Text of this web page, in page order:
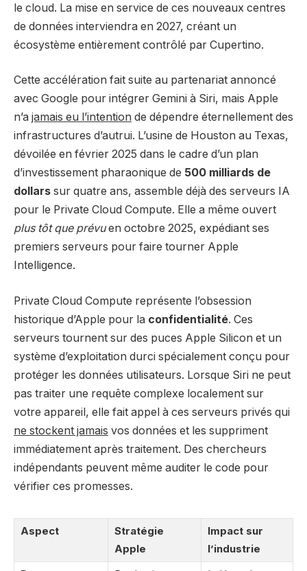
le cloud. La mise en service de ces nouveaux centres
de données interviendra en 2027, créant un
écosystème entièrement contrôlé par Cupertino.
Cette accélération fait suite au partenariat annoncé
avec Google pour intégrer Gemini à Siri, mais Apple
n’a jamais eu l’intention de dépendre éternellement des
infrastructures d’autrui. L’usine de Houston au Texas,
dévoilée en février 2025 dans le cadre d’un plan
d’investissement pharaonique de 500 milliards de
dollars sur quatre ans, assemble déjà des serveurs IA
pour le Private Cloud Compute. Elle a même ouvert
plus tôt que prévuen octobre 2025, expédiant ses
premiers serveurs pour faire tourner Apple
Intelligence.
Private Cloud Compute représente l’obsession
historique d’Apple pour la confidentialité. Ces
serveurs tournent sur des puces Apple Silicon et un
système d’exploitation durci spécialement conçu pour
protéger les données utilisateurs. Lorsque Siri ne peut
pas traiter une requête complexe localement sur
votre appareil, elle fait appel à ces serveurs privés qui
ne stockent jamais vos données et les suppriment
immédiatement après traitement. Des chercheurs
indépendants peuvent même auditer le code pour
vérifier ces promesses.
Aspect
Stratégie
Apple
Impact sur
l’industrie